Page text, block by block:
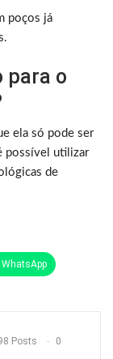
poços já
para o
ela só pode ser
possível utilizar
de
WhatsApp
Posts 0